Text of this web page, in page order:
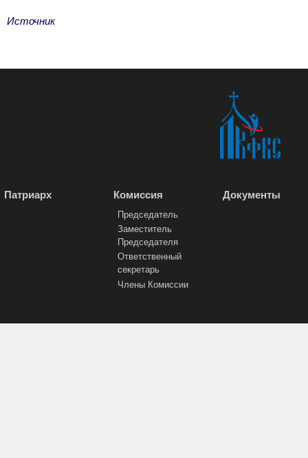
Источник
Патриарх Комиссия
Председатель
Заместитель
Председателя
Ответственный
секретарь
Члены Комиссии
Документы